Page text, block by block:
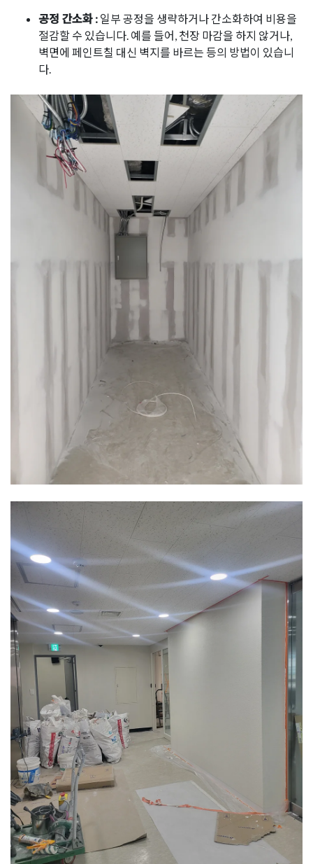
공정 간소화 : 일부 공정을 생략하거나 간소화하여 비용을
절감할 수 있습니다. 예를 들어, 천장 마감을 하지 않거나,
벽면에 페인트칠 대신 벽지를 바르는 등의 방법이 있습니
다.